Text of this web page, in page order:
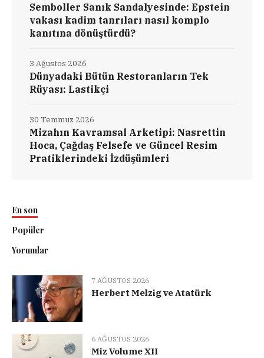
Semboller Sanık Sandalyesinde: Epstein
vakası kadim tanrıları nasıl komplo
kanıtına dönüştürdü?
Dünyadaki Bütün Restoranların Tek
Rüyası: Lastikçi
3 Ağustos 2026
Mizahın Kavramsal Arketipi: Nasrettin
Hoca, Çağdaş Felsefe ve Güncel Resim
Pratiklerindeki İzdüşümleri
30 Temmuz 2026
En son
Popüler
Yorumlar
7 AĞUSTOS 2026
Herbert Melzig ve Atatürk
6 AĞUSTOS 2026
Miz Volume XII